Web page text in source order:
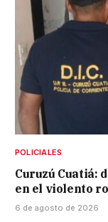
POLICIALES
Curuzú Cuatiá:
en el violento
6 de agosto de 2026